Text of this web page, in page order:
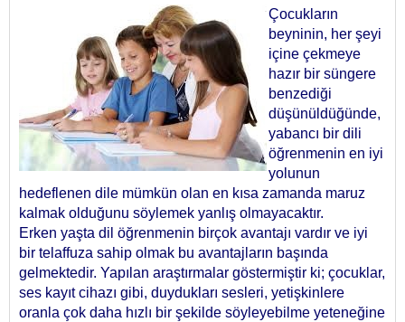
Çocukların
beyninin, her şeyi
içine çekmeye
hazır bir süngere
benzediği
düşünüldüğünde,
yabancı bir dili
öğrenmenin en iyi
yolunun
hedeflenen dile mümkün olan en kısa zamanda maruz
kalmak olduğunu söylemek yanlış olmayacaktır.
Erken yaşta dil öğrenmenin birçok avantajı vardır ve iyi
bir telaffuza sahip olmak bu avantajların başında
gelmektedir. Yapılan araştırmalar göstermiştir ki; çocuklar,
ses kayıt cihazı gibi, duydukları sesleri, yetişkinlere
oranla çok daha hızlı bir şekilde söyleyebilme yeteneğine